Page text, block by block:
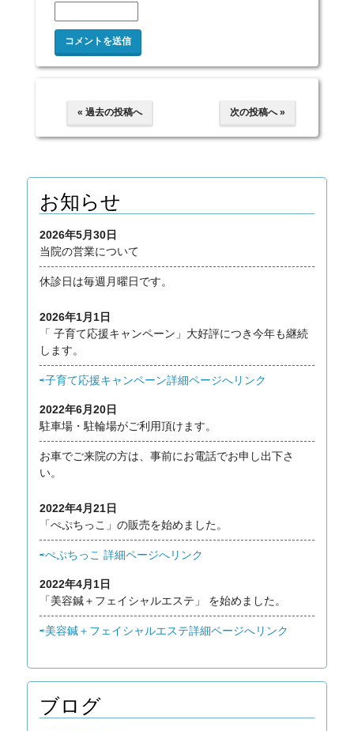
« 過去の投稿へ 次の投稿へ »
お知らせ
2026年5月30日
当院の営業について
休診日は毎週月曜日です。
2026年1月1日
「 子育て応援キャンペーン」大好評につき今年も継続
します。
⇨子育て応援キャンペーン詳細ページへリンク
2022年6月20日
駐車場・駐輪場がご利用頂けます。
お車でご来院の方は、事前にお電話でお申し出下さ
い。
2022年4月21日
「ぺぷちっこ」の販売を始めました。
⇨ぺぷちっこ 詳細ページへリンク
2022年4月1日
「美容鍼＋フェイシャルエステ」 を始めました。
⇨美容鍼＋フェイシャルエステ詳細ページへリンク
ブログ